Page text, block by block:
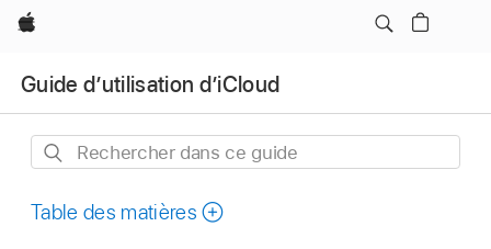
Apple
Guide d’utilisation d’iCloud
Rechercher
ce
Table des matières